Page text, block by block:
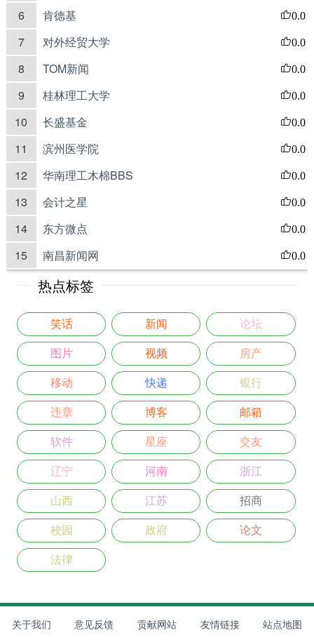
6 肯德基 0.0
7 对外经贸大学 0.0
8 TOM新闻 0.0
9 桂林理工大学 0.0
10 长盛基金 0.0
11 滨州医学院 0.0
12 华南理工木棉BBS 0.0
13 会计之星 0.0
14 东方微点 0.0
15 南昌新闻网 0.0
热点标签
笑话 新闻 论坛
图片 视频 房产
移动 快递 银行
违章 博客 邮箱
软件 星座 交友
辽宁 河南 浙江
山西 江苏 招商
校园 政府 论文
法律
关于我们 意见反馈 贡献网站 友情链接 站点地图